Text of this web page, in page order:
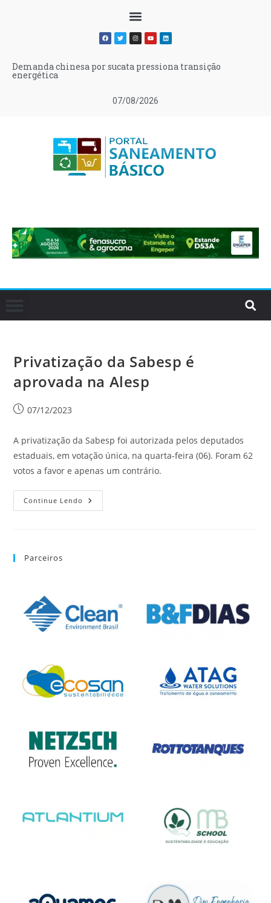
07/08/2026
Demanda chinesa por sucata pressiona transição
energética
Privatização da Sabesp é
aprovada na Alesp
07/12/2023
A privatização da Sabesp foi autorizada pelos deputados
estaduais, em votação única, na quarta-feira (06). Foram 62
votos a favor e apenas um contrário.
Continue Lendo
Parceiros